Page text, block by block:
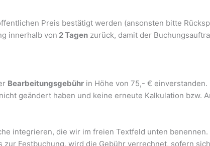
Preis bestätigt werden (ansonsten bitte
innerhalb von 2 Tagen zurück, damit der
Bearbeitungsgebühr in Höhe von 75,- €
geändert haben und keine erneute Kalkulation bzw.
integrieren, die wir im freien Textfeld unten
zur Festbuchung, wird die Gebühr verrechnet, sofern